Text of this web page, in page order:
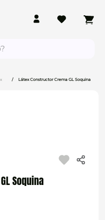
Látex Constructor Crema GL Soquina
Soquina